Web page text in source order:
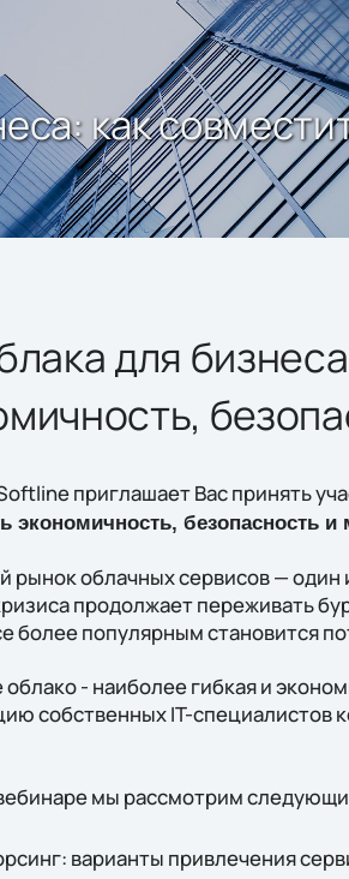
как
для
приглашает Вас принять
экономичность, безопасность
рынок облачных сервисов —
продолжает переживать
более популярным становится
облако - наиболее гибкая и
собственных IT-специалистов
мы рассмотрим
варианты привлечения